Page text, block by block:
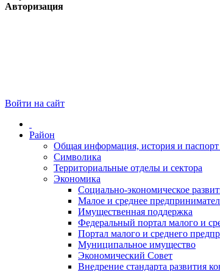
Авторизация
Войти на сайт
Район
Общая информация, история и паспорт
Символика
Территориальные отделы и сектора
Экономика
Социально-экономическое
Малое и среднее
Имущественная поддержка
Федеральный портал малого и
Портал малого и среднего
Муниципальное имущество
Экономический Совет
Внедрение стандарта развития